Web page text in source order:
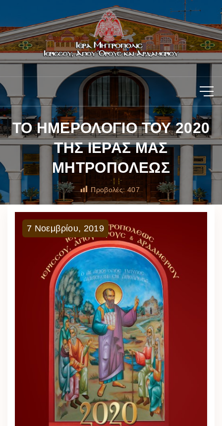
ΤΟ ΗΜΕΡΟΛΟΓΙΟ ΤΟΥ 2020
ΤΗΣ ΙΕΡΑΣ ΜΑΣ
ΜΗΤΡΟΠΟΛΕΩΣ
Προβολές: 407
7 Νοεμβρίου, 2019